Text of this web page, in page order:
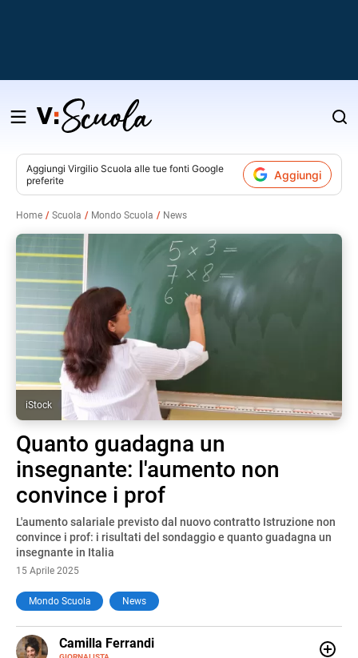
Salta
contenuto
Aggiungi Virgilio Scuola alle tue fonti Google
preferite
Aggiungi
Home Scuola Mondo Scuola News
iStock
Quanto guadagna un
insegnante: l'aumento non
convince i prof
L'aumento salariale previsto dal nuovo contratto Istruzione non
convince i prof: i risultati del sondaggio e quanto guadagna un
insegnante in Italia
15 Aprile 2025
Mondo Scuola News
Camilla Ferrandi
E-
MAIL
LINKEDIN